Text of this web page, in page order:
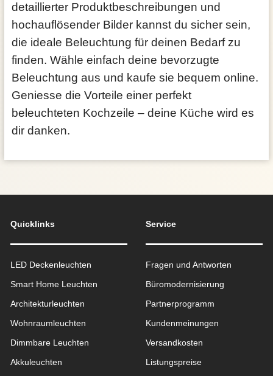
detaillierter Produktbeschreibungen und
hochauflösender Bilder kannst du sicher sein,
die ideale Beleuchtung für deinen Bedarf zu
finden. Wähle einfach deine bevorzugte
Beleuchtung aus und kaufe sie bequem online.
Geniesse die Vorteile einer perfekt
beleuchteten Kochzeile – deine Küche wird es
dir danken.
Quicklinks
LED Deckenleuchten
Smart Home Leuchten
Architekturleuchten
Wohnraum­leuchten
Dimmbare Leuchten
Akkuleuchten
Service
Fragen und Antworten
Büromodernisierung
Partnerprogramm
Kundenmeinungen
Versandkosten
Listungspreise